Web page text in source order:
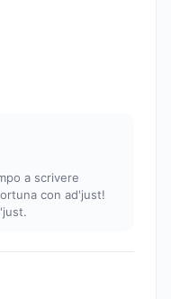
a scrivere
con ad'just!